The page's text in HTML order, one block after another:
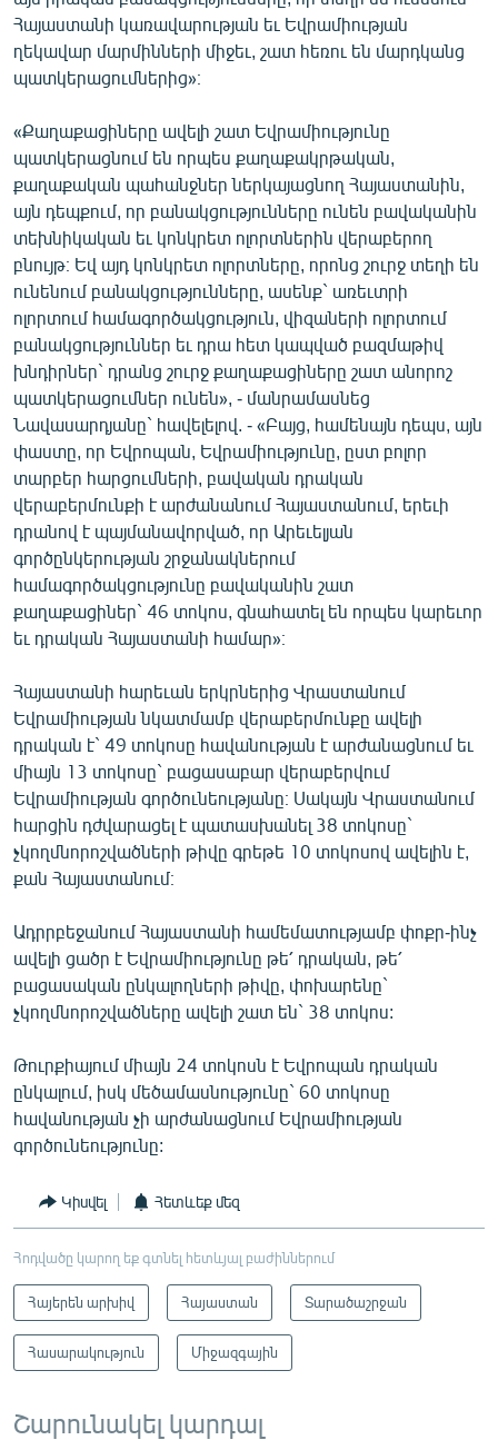
Հայաստանի կառավարության եւ Եվրամիության
ղեկավար մարմինների միջեւ, շատ հեռու են մարդկանց
պատկերացումներից»։
«Քաղաքացիները ավելի շատ Եվրամիությունը
պատկերացնում են որպես քաղաքակրթական,
քաղաքական պահանջներ ներկայացնող Հայաստանին,
այն դեպքում, որ բանակցությունները ունեն բավականին
տեխնիկական եւ կոնկրետ ոլորտներին վերաբերող
բնույթ։ Եվ այդ կոնկրետ ոլորտները, որոնց շուրջ տեղի են
ունենում բանակցությունները, ասենք` առեւտրի
ոլորտում համագործակցություն, վիզաների ոլորտում
բանակցություններ եւ դրա հետ կապված բազմաթիվ
խնդիրներ` դրանց շուրջ քաղաքացիները շատ անորոշ
պատկերացումներ ունեն», - մանրամասնեց
Նավասարդյանը` հավելելով. - «Բայց, համենայն դեպս, այն
փաստը, որ Եվրոպան, Եվրամիությունը, ըստ բոլոր
տարբեր հարցումների, բավական դրական
վերաբերմունքի է արժանանում Հայաստանում, երեւի
դրանով է պայմանավորված, որ Արեւելյան
գործընկերության շրջանակներում
համագործակցությունը բավականին շատ
քաղաքացիներ` 46 տոկոս, գնահատել են որպես կարեւոր
եւ դրական Հայաստանի համար»։
Հայաստանի հարեւան երկրներից Վրաստանում
Եվրամիության նկատմամբ վերաբերմունքը ավելի
դրական է` 49 տոկոսը հավանության է արժանացնում եւ
միայն 13 տոկոսը` բացասաբար վերաբերվում
Եվրամիության գործունեությանը։ Սակայն Վրաստանում
հարցին դժվարացել է պատասխանել 38 տոկոսը`
չկողմնորոշվածների թիվը գրեթե 10 տոկոսով ավելին է,
քան Հայաստանում։
Ադրրբեջանում Հայաստանի համեմատությամբ փոքր-ինչ
ավելի ցածր է Եվրամիությունը թե՛ դրական, թե՛
բացասական ընկալողների թիվը, փոխարենը`
չկողմնորոշվածները ավելի շատ են` 38 տոկոս:
Թուրքիայում միայն 24 տոկոսն է Եվրոպան դրական
ընկալում, իսկ մեծամասնությունը` 60 տոկոսը
հավանության չի արժանացնում Եվրամիության
գործունեությունը:
Կիսվել Հետևեք մեզ
Հոդվածը կարող եք գտնել հետևյալ բաժիններում
Հայերեն արխիվ Հայաստան Տարածաշրջան
Հասարակություն Միջազգային
Շարունակել կարդալ